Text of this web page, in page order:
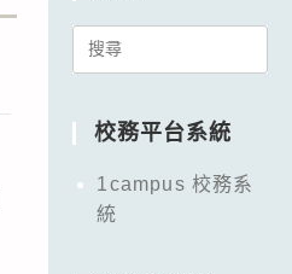
Search
校務平台系統
1campus 校務系
統